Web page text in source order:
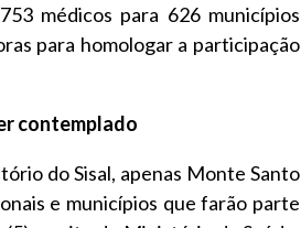
médicos para 626 municípios
para homologar a participação
contemplado
do Sisal, apenas Monte Santo
e municípios que farão parte